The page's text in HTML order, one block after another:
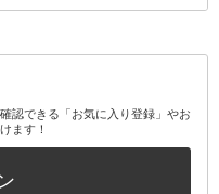
認できる「お気に入り登録」やお
ます！